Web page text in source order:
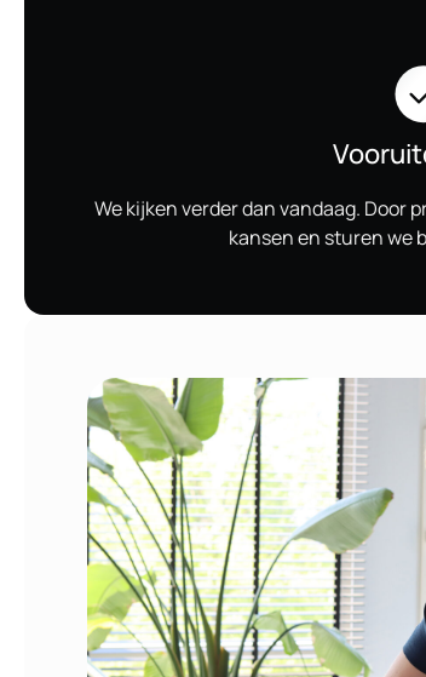
We kijken verder dan vandaag. Door
kansen en sturen we